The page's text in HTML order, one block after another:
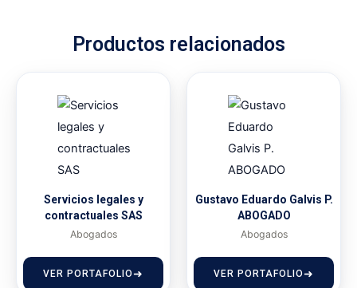
Productos relacionados
Servicios legales y
contractuales SAS
Abogados
VER PORTAFOLIO
Gustavo Eduardo Galvis P.
ABOGADO
Abogados
VER PORTAFOLIO